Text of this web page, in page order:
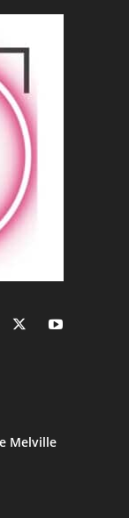
Melville